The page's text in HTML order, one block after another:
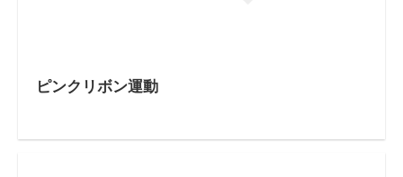
ピンクリボン運動